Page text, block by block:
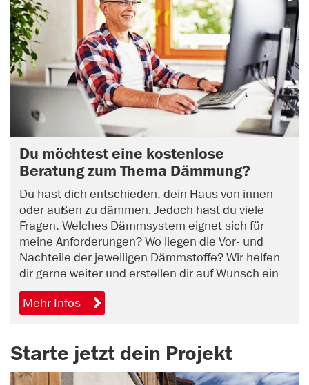
Du möchtest eine kostenlose
Beratung zum Thema Dämmung?
Du hast dich entschieden, dein Haus von innen
oder außen zu dämmen. Jedoch hast du viele
Fragen. Welches Dämmsystem eignet sich für
meine Anforderungen? Wo liegen die Vor- und
Nachteile der jeweiligen Dämmstoffe? Wir helfen
dir gerne weiter und erstellen dir auf Wunsch ein
unverbindliches Angebot. Vereinbare jetzt online
einen Beratungstermin.
Mehr Infos
Starte jetzt dein Projekt